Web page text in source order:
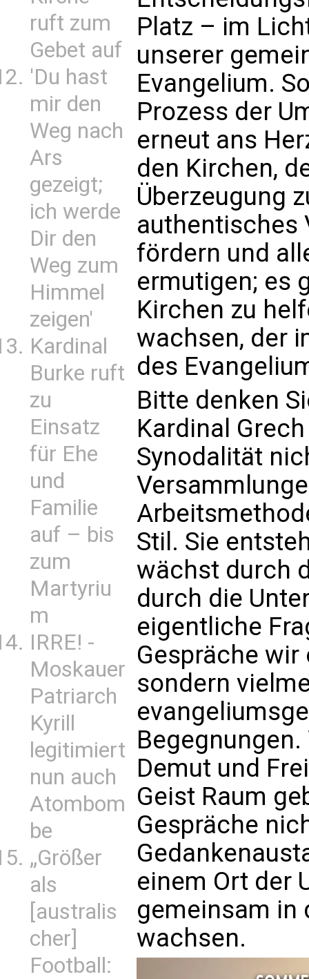
ruft zum
Gebet auf
'Du hast
mir den
Weg nach
Ars
gezeigt;
ich werde
Dir den
Weg zum
Himmel
zeigen'
Kardinal
Burke ruft
zu
Einsatz
für Ehe
und
Familie
auf – bis
zum
Martyriu
m
IRRE! -
Moskauer
Patriarch
Kyrill
legitimiert
nun auch
Atombom
be
„Größer
als
[australis
cher]
Football:
Platz – im
unserer
Evangelium.
Prozess der
erneut ans
den Kirchen,
Überzeugung
authentisches
fördern und
ermutigen; es
Kirchen zu
wachsen, der
des
Bitte denken
Kardinal
Synodalität
Stil. Sie
wächst durch
durch die
eigentliche
Gespräche
sondern
Demut und
Geist Raum
Gespräche
einem Ort der
gemeinsam in
wachsen.